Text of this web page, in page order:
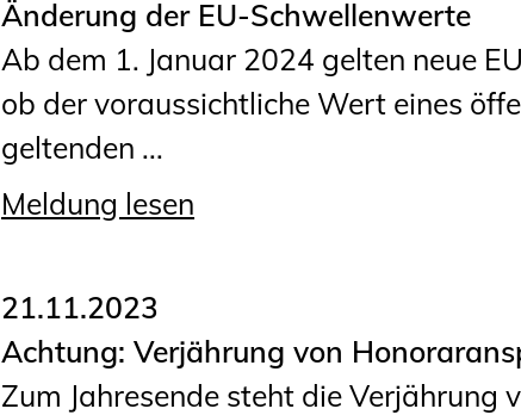
Geschäftsstelle
Mitgliedschaft
Veranstaltungsformate
Unsere Publikationen
Informationen für
Anträge, Anzeigen, Formulare
Fortbildung/Seminare
Änderung der EU-Schwellenwerte
Ab dem 1. Januar 2024 gelten neue
ob der voraussichtliche Wert eines
geltenden ...
Meldung lesen
21.11.2023
Achtung: Verjährung von
Zum Jahresende steht die Verjährung